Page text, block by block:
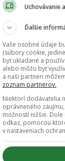
Uchovávanie
Ďalšie
Vaše osobné údaje
(súbory cookie,
byť ukladané a
alebo môžu byť
a naši partneri
zoznam partnerov.
Niektorí dodávatelia
oprávneného
možností nižšie.
odkaz, pomocou
v nastaveniach